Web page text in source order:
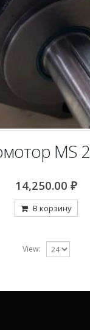
MS
14,250.00 ₽
В корзину
View: